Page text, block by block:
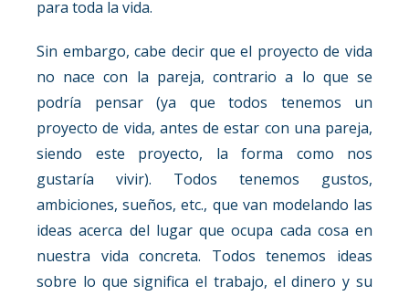
para toda la vida.
Sin embargo, cabe decir que el proyecto de vida
no nace con la pareja, contrario a lo que se
podría pensar (ya que todos tenemos un
proyecto de vida, antes de estar con una pareja,
siendo este proyecto, la forma como nos
gustaría vivir). Todos tenemos gustos,
ambiciones, sueños, etc., que van modelando las
ideas acerca del lugar que ocupa cada cosa en
nuestra vida concreta. Todos tenemos ideas
sobre lo que significa el trabajo, el dinero y su